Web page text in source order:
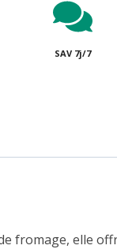
SAV 7j/7
fromage, elle